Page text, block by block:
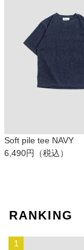
Soft pile tee NAVY
6,490円（税込）
RANKING
1